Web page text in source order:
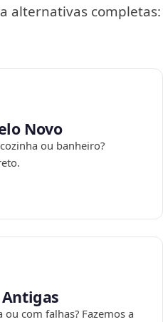
alternativas completas:
Novo
ou banheiro?
com falhas? Fazemos a